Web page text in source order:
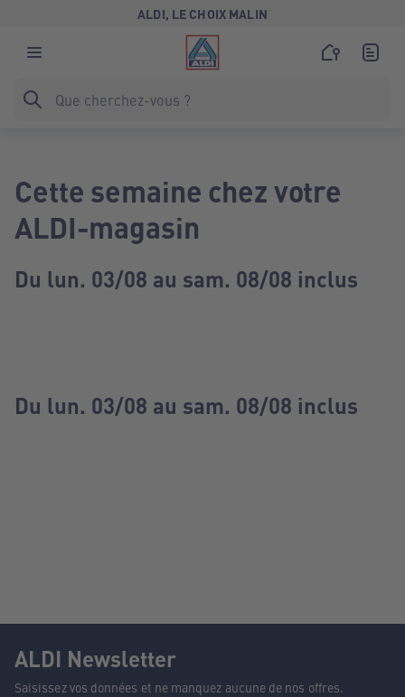
ALDI, LE CHOIX MALIN
Cette semaine chez votre
ALDI-magasin
Du lun. 03/08 au sam. 08/08 inclus
Du lun. 03/08 au sam. 08/08 inclus
ALDI Newsletter
Saisissez vos données et ne manquez aucune de nos offres.